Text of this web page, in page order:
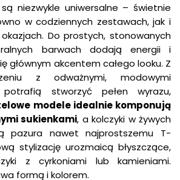
niezwykle uniwersalne – świetnie
w codziennych zestawach, jak i
Do prostych, stonowanych
barwach dodają energii i
głównym akcentem całego looku. Z
z odważnymi, modowymi
potrafią stworzyć pełen wyrazu,
modele idealnie komponują
sukienkami, a kolczyki w żywych
pazura nawet najprostszemu T-
stylizację urozmaicą błyszczące,
z cyrkoniami lub kamieniami.
formą i kolorem.